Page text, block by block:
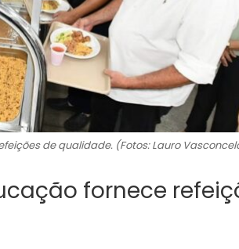
de qualidade. (Fotos: Lauro
fornece